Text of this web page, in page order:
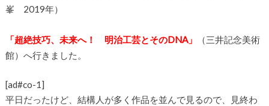
峯 2019年）
「超絶技巧、未来へ！ 明治工芸とそのDNA」
（三井記念美術
館）へ行きました。
[ad#co-1]
平日だったけど、結構人が多く作品を並んで見るので、見終わ